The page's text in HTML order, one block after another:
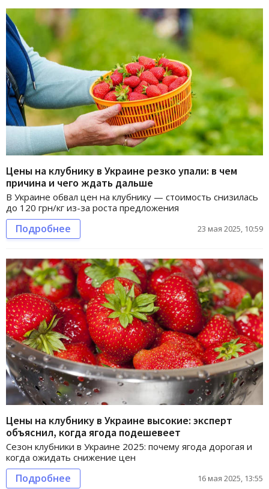
Цены на клубнику в Украине резко упали: в чем
причина и чего ждать дальше
В Украине обвал цен на клубнику — стоимость снизилась
до 120 грн/кг из-за роста предложения
Подробнее 23 мая 2025, 10:59
Цены на клубнику в Украине высокие: эксперт
объяснил, когда ягода подешевеет
Сезон клубники в Украине 2025: почему ягода дорогая и
когда ожидать снижение цен
Подробнее 16 мая 2025, 13:55